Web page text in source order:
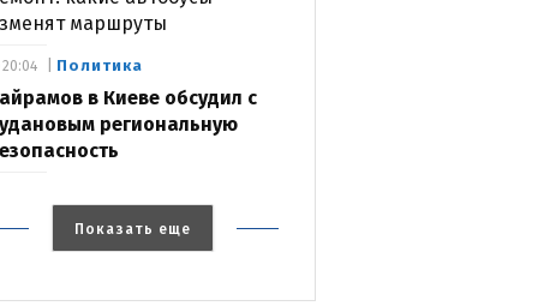
маршруты
Политика
в Киеве обсудил с
региональную
20:04
Показать еще